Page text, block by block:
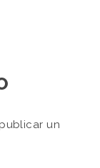
un